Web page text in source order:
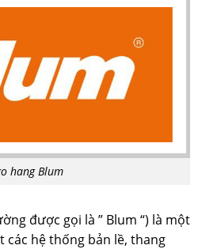
hang Blum
được gọi là ” Blum “) là một
các hệ thống bản lề, thang